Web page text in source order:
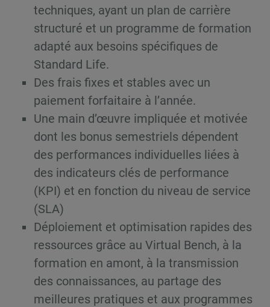
techniques, ayant un plan de carrière
structuré et un programme de formation
adapté aux besoins spécifiques de
Standard Life.
Des frais fixes et stables avec un
paiement forfaitaire à l’année.
Une main d’œuvre impliquée et motivée
dont les bonus semestriels dépendent
des performances individuelles liées à
des indicateurs clés de performance
(KPI) et en fonction du niveau de service
(SLA)
Déploiement et optimisation rapides des
ressources grâce au Virtual Bench, à la
formation en amont, à la transmission
des connaissances, au partage des
meilleures pratiques et aux programmes